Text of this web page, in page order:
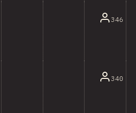
346
340